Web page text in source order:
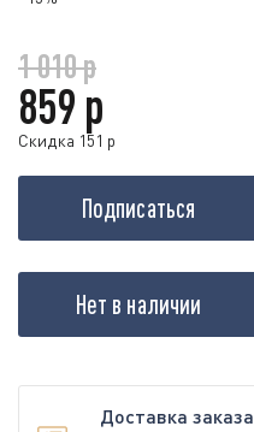
1 010 р
859 р
Скидка 151 р
Подписаться
Нет в наличии
Доставка заказа